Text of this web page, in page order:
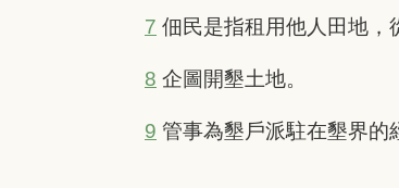
7 佃民是指租用他人田地，
8 企圖開墾土地。
9 管事為墾戶派駐在墾界的